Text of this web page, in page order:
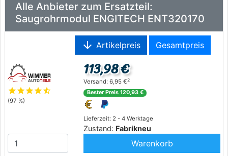
Alle Anbieter zum Ersatzteil:
Saugrohrmodul ENGITECH ENT320170
arrow_downward Artikelpreis Gesamtpreis
starstarstarstarstar_half
(97 %)
Lieferzeit: 2 - 4 Werktage
Zustand: Fabrikneu
113,98 €
Versand: 6,95 €2
Bester Preis 120,93 €
Warenkorb